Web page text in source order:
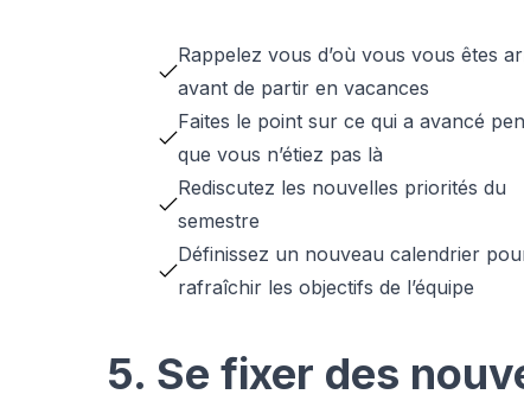
Rappelez vous d’où vous vous êtes
avant de partir en vacances
Faites le point sur ce qui a avancé
que vous n’étiez pas là
Rediscutez les nouvelles priorités du
semestre
Définissez un nouveau calendrier
rafraîchir les objectifs de l’équipe
5. Se fixer des